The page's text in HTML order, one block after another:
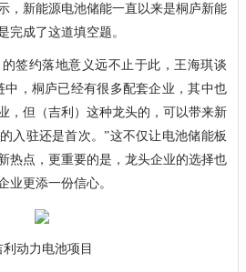
，新能源电池储能一直以来是桐庐新能
完成了这道填空题。
签约落地意义远不止于此，王海琪谈
中，桐庐已经有很多配套企业，其中也
，但（吉利）这种龙头的，可以带来新
入驻还是首次。”这不仅让电池储能板
热点，更重要的是，龙头企业的选择也
业更添一份信心。
利动力电池项目